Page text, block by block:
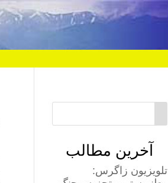
آخرین مطالب
تلویزیون زاگرس: